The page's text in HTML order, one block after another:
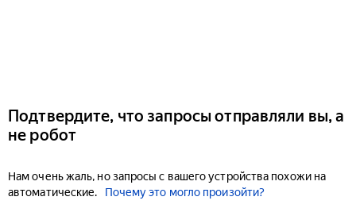
Подтвердите, что запросы отправляли вы, а
не робот
Нам очень жаль, но запросы с вашего устройства похожи на
автоматические.
Почему это могло произойти?